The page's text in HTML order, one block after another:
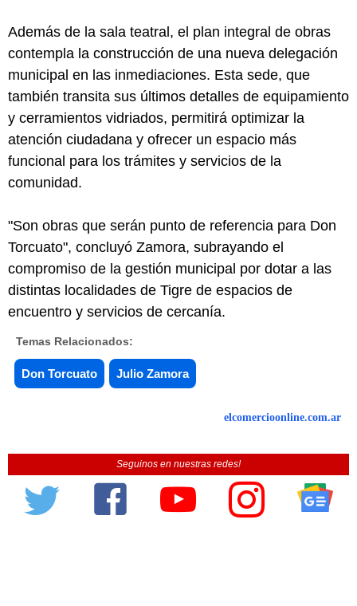
Además de la sala teatral, el plan integral de obras
contempla la construcción de una nueva delegación
municipal en las inmediaciones. Esta sede, que
también transita sus últimos detalles de equipamiento
y cerramientos vidriados, permitirá optimizar la
atención ciudadana y ofrecer un espacio más
funcional para los trámites y servicios de la
comunidad.
"Son obras que serán punto de referencia para Don
Torcuato", concluyó Zamora, subrayando el
compromiso de la gestión municipal por dotar a las
distintas localidades de Tigre de espacios de
encuentro y servicios de cercanía.
Temas Relacionados:
Don Torcuato Julio Zamora
elcomercioonline.com.ar
Seguinos en nuestras redes!